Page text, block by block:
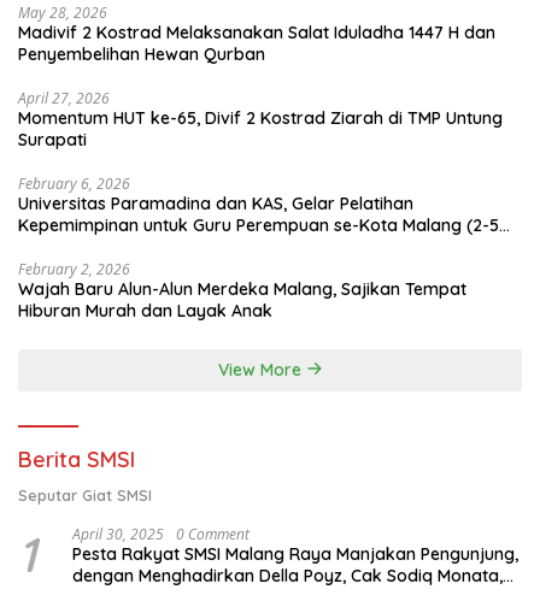
May 28, 2026
Madivif 2 Kostrad Melaksanakan Salat Iduladha 1447 H dan
Penyembelihan Hewan Qurban
April 27, 2026
Momentum HUT ke-65, Divif 2 Kostrad Ziarah di TMP Untung
Surapati
February 6, 2026
Universitas Paramadina dan KAS, Gelar Pelatihan
Kepemimpinan untuk Guru Perempuan se-Kota Malang (2-5
February 2, 2026
Wajah Baru Alun-Alun Merdeka Malang, Sajikan Tempat
Hiburan Murah dan Layak Anak
View More
Berita SMSI
Seputar Giat SMSI
1 April 30, 2025 0 Comment
Pesta Rakyat SMSI Malang Raya Manjakan Pengunjung,
dengan Menghadirkan Della Poyz, Cak Sodiq Monata,